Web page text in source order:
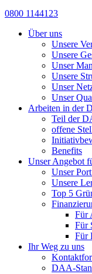
0800 1144123
Über uns
Unsere
Unsere
Unser
Unsere
Unser
Unser
Arbeiten in der
Teil der
offene
Benefits
Unser Angebot
Unser
Unsere
Top 5
Für
Für
Für
Ihr Weg zu uns
DAA-